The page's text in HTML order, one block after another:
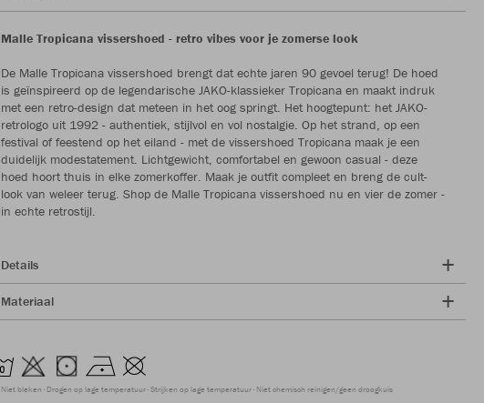
Malle Tropicana vissershoed - retro vibes voor je zomerse look
De Malle Tropicana vissershoed brengt dat echte jaren 90 gevoel terug! De hoed
is geïnspireerd op de legendarische JAKO-klassieker Tropicana en maakt indruk
met een retro-design dat meteen in het oog springt. Het hoogtepunt: het JAKO-
retrologo uit 1992 - authentiek, stijlvol en vol nostalgie. Op het strand, op een
festival of feestend op het eiland - met de vissershoed Tropicana maak je een
duidelijk modestatement. Lichtgewicht, comfortabel en gewoon casual - deze
hoed hoort thuis in elke zomerkoffer. Maak je outfit compleet en breng de cult-
look van weleer terug. Shop de Malle Tropicana vissershoed nu en vier de zomer -
in echte retrostijl.
Details
Materiaal
Niet bleken Drogen op lage temperatuur Strijken op lage temperatuur Niet chemisch reinigen/geen droogkuis